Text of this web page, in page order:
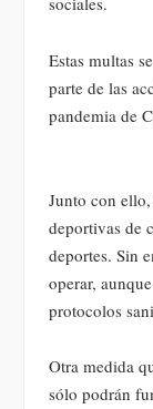
Estas multas
parte de las
pandemia de
Junto con
deportivas de
deportes. Sin
operar,
protocolos
Otra medida
sólo podrán